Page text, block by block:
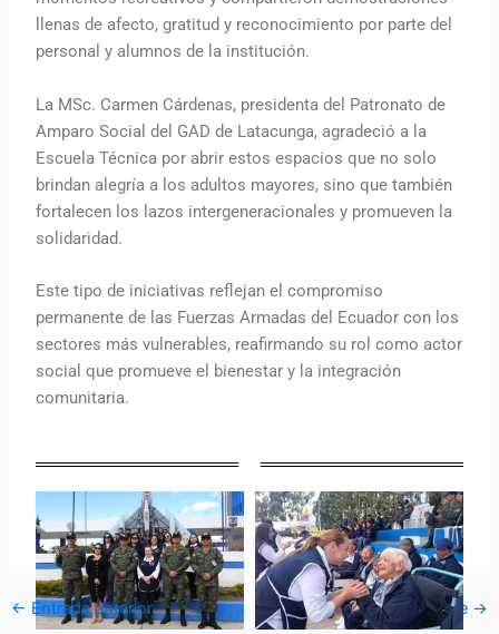
llenas de afecto, gratitud y reconocimiento por parte del
personal y alumnos de la institución.
La MSc. Carmen Cárdenas, presidenta del Patronato de
Amparo Social del GAD de Latacunga, agradeció a la
Escuela Técnica por abrir estos espacios que no solo
brindan alegría a los adultos mayores, sino que también
fortalecen los lazos intergeneracionales y promueven la
solidaridad.
Este tipo de iniciativas reflejan el compromiso
permanente de las Fuerzas Armadas del Ecuador con los
sectores más vulnerables, reafirmando su rol como actor
social que promueve el bienestar y la integración
comunitaria.
← Entrada anterior Entrada siguiente →